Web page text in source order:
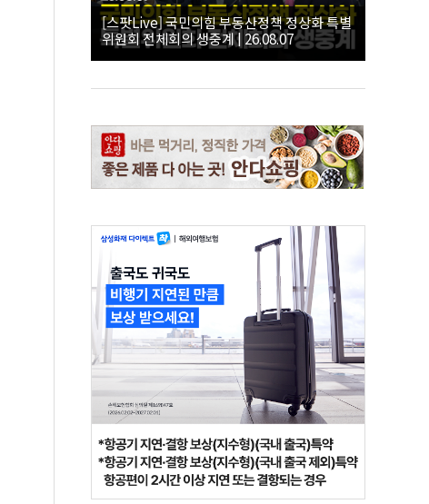
[스팟Live] 국민의힘 부동산정책 정상화 특별
위원회 전체회의 생중계 | 26.08.07